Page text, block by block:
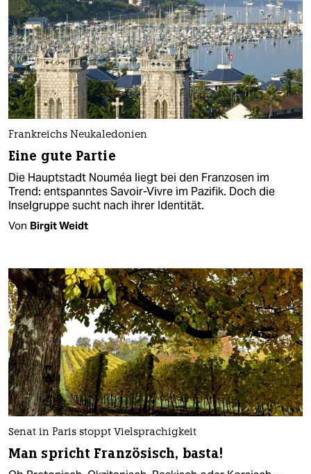
Frankreichs Neukaledonien
Eine gute Partie
Die Hauptstadt Nouméa liegt bei den Franzosen im
Trend: entspanntes Savoir-Vivre im Pazifik. Doch die
Inselgruppe sucht nach ihrer Identität.
Von Birgit Weidt
Senat in Paris stoppt Vielsprachigkeit
Man spricht Französisch, basta!